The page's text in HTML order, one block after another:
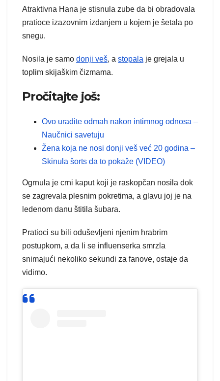
Atraktivna Hana je stisnula zube da bi obradovala
pratioce izazovnim izdanjem u kojem je šetala po
snegu.
Nosila je samo donji veš, a stopala je grejala u
toplim skijaškim čizmama.
Pročitajte još:
Ovo uradite odmah nakon intimnog odnosa –
Naučnici savetuju
Žena koja ne nosi donji veš već 20 godina –
Skinula šorts da to pokaže (VIDEO)
Ogrnula je crni kaput koji je raskopčan nosila dok
se zagrevala plesnim pokretima, a glavu joj je na
ledenom danu štitila šubara.
Pratioci su bili oduševljeni njenim hrabrim
postupkom, a da li se influenserka smrzla
snimajući nekoliko sekundi za fanove, ostaje da
vidimo.